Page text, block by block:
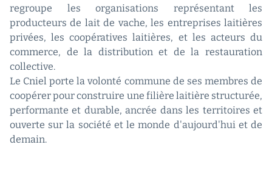
regroupe les organisations représentant les
producteurs de lait de vache, les entreprises laitières
privées, les coopératives laitières, et les acteurs du
commerce, de la distribution et de la restauration
collective.
Le Cniel porte la volonté commune de ses membres de
coopérer pour construire une filière laitière structurée,
performante et durable, ancrée dans les territoires et
ouverte sur la société et le monde d'aujourd'hui et de
demain.